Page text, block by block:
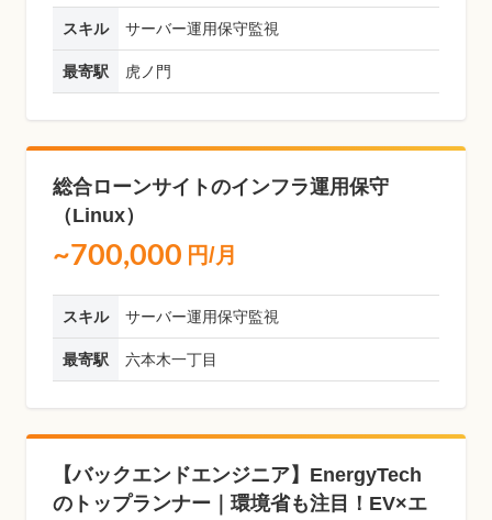
スキル サーバー運用保守監視
最寄駅 虎ノ門
総合ローンサイトのインフラ運用保守
（Linux）
~700,000 円/月
スキル サーバー運用保守監視
最寄駅 六本木一丁目
【バックエンドエンジニア】EnergyTech
のトップランナー｜環境省も注目！EV×エ